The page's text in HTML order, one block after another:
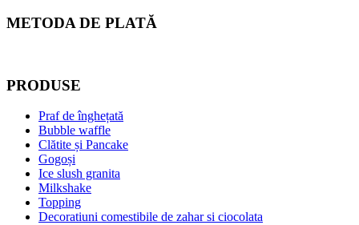
METODA DE PLATĂ
PRODUSE
Praf de înghețată
Bubble waffle
Clătite și Pancake
Gogoși
Ice slush granita
Milkshake
Topping
Decoratiuni comestibile de zahar si ciocolata